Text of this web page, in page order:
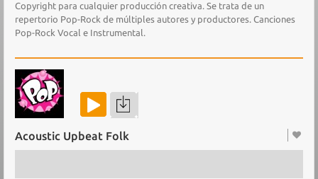
Copyright para cualquier producción creativa. Se trata de un
repertorio Pop-Rock de múltiples autores y productores. Canciones
Pop-Rock Vocal e Instrumental.
Acoustic Upbeat Folk